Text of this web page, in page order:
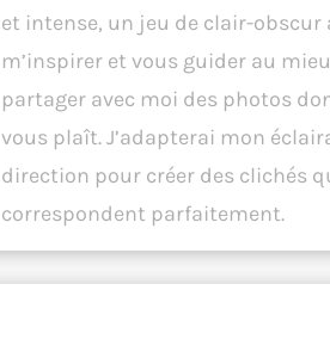
et intense, un jeu de clair-
m’inspirer et vous guider au
partager avec moi des photos
vous plaît. J’adapterai mon
direction pour créer des clichés
correspondent parfaitement.